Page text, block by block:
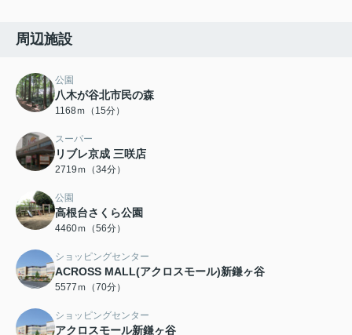
周辺施設
公園
八木が谷北市民の森
1168ｍ（15分）
スーパー
リブレ京成 三咲店
2719ｍ（34分）
公園
高根台さくら公園
4460ｍ（56分）
ショッピングセンター
ACROSS MALL(アクロスモール)新鎌ヶ谷
5577ｍ（70分）
ショッピングセンター
アクロスモール新鎌ヶ谷